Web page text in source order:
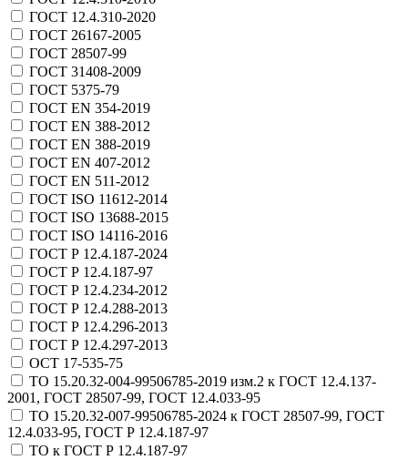
ГОСТ 12.4.310-2020
ГОСТ 26167-2005
ГОСТ 28507-99
ГОСТ 31408-2009
ГОСТ 5375-79
ГОСТ EN 354-2019
ГОСТ EN 388-2012
ГОСТ EN 388-2019
ГОСТ EN 407-2012
ГОСТ EN 511-2012
ГОСТ ISO 11612-2014
ГОСТ ISO 13688-2015
ГОСТ ISO 14116-2016
ГОСТ Р 12.4.187-2024
ГОСТ Р 12.4.187-97
ГОСТ Р 12.4.234-2012
ГОСТ Р 12.4.288-2013
ГОСТ Р 12.4.296-2013
ГОСТ Р 12.4.297-2013
ОСТ 17-535-75
ТО 15.20.32-004-99506785-2019 изм.2 к ГОСТ 12.4.137-
2001, ГОСТ 28507-99, ГОСТ 12.4.033-95
ТО 15.20.32-007-99506785-2024 к ГОСТ 28507-99, ГОСТ
12.4.033-95, ГОСТ Р 12.4.187-97
ТО к ГОСТ Р 12.4.187-97